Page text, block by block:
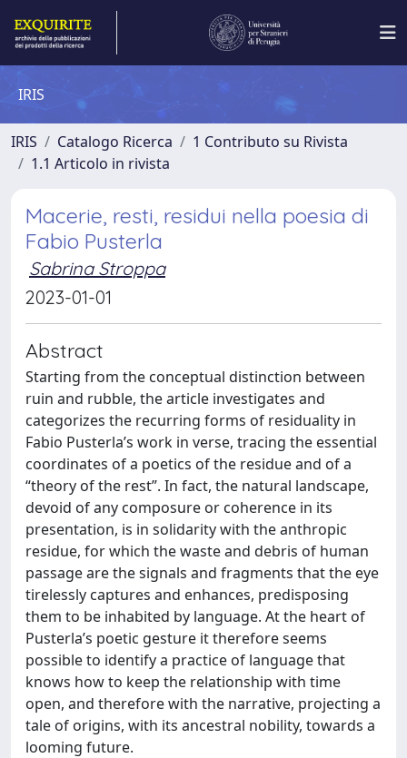
IRIS
IRIS Catalogo Ricerca
1 Contributo su Rivista
1.1 Articolo in rivista
Macerie, resti, residui nella poesia di
Fabio Pusterla
Sabrina Stroppa
2023-01-01
Abstract
Starting from the conceptual distinction between
ruin and rubble, the article investigates and
categorizes the recurring forms of residuality in
Fabio Pusterla’s work in verse, tracing the essential
coordinates of a poetics of the residue and of a
“theory of the rest”. In fact, the natural landscape,
devoid of any composure or coherence in its
presentation, is in solidarity with the anthropic
residue, for which the waste and debris of human
passage are the signals and fragments that the eye
tirelessly captures and enhances, predisposing
them to be inhabited by language. At the heart of
Pusterla’s poetic gesture it therefore seems
possible to identify a practice of language that
knows how to keep the relationship with time
open, and therefore with the narrative, projecting a
tale of origins, with its ancestral nobility, towards a
looming future.